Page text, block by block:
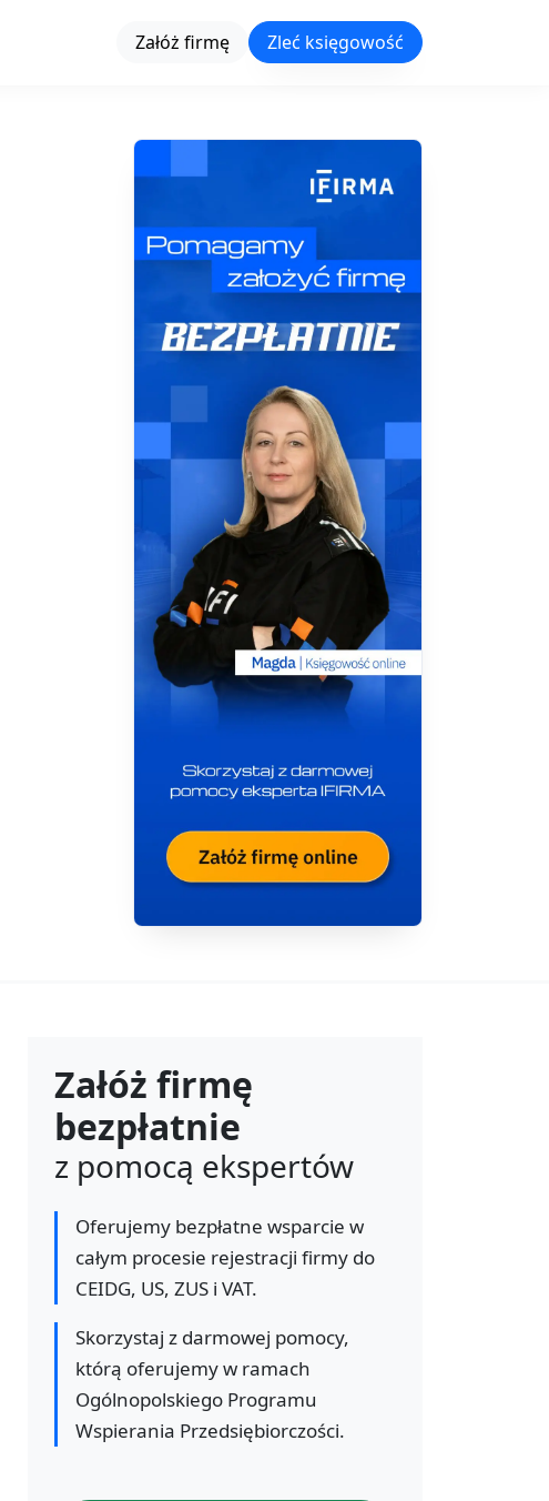
Załóż firmę Zleć księgowość
Załóż firmę
bezpłatnie
z pomocą ekspertów
Oferujemy bezpłatne wsparcie w
całym procesie rejestracji firmy do
CEIDG, US, ZUS i VAT.
Skorzystaj z darmowej pomocy,
którą oferujemy w ramach
Ogólnopolskiego Programu
Wspierania Przedsiębiorczości.